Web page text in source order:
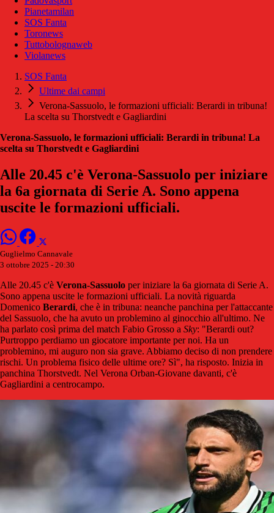
Pianetamilan
SOS Fanta
Toronews
Tuttobolognaweb
Violanews
SOS Fanta
Ultime dai campi
Verona-Sassuolo, le formazioni ufficiali: Berardi in tribuna!
La scelta su Thorstvedt e Gagliardini
Verona-Sassuolo, le formazioni ufficiali: Berardi in tribuna! La
scelta su Thorstvedt e Gagliardini
Alle 20.45 c'è Verona-Sassuolo per iniziare
la 6a giornata di Serie A. Sono appena
uscite le formazioni ufficiali.
Guglielmo Cannavale
3 ottobre 2025 - 20:30
Alle 20.45 c'è Verona-Sassuolo per iniziare la 6a giornata di Serie A.
Sono appena uscite le formazioni ufficiali. La novità riguarda
Domenico Berardi, che è in tribuna: neanche panchina per l'attaccante
del Sassuolo, che ha avuto un problemino al ginocchio all'ultimo. Ne
ha parlato così prima del match Fabio Grosso a Sky: "Berardi out?
Purtroppo perdiamo un giocatore importante per noi. Ha un
problemino, mi auguro non sia grave. Abbiamo deciso di non prendere
rischi. Un problema fisico delle ultime ore? Sì", ha risposto. Inizia in
panchina Thorstvedt. Nel Verona Orban-Giovane davanti, c'è
Gagliardini a centrocampo.